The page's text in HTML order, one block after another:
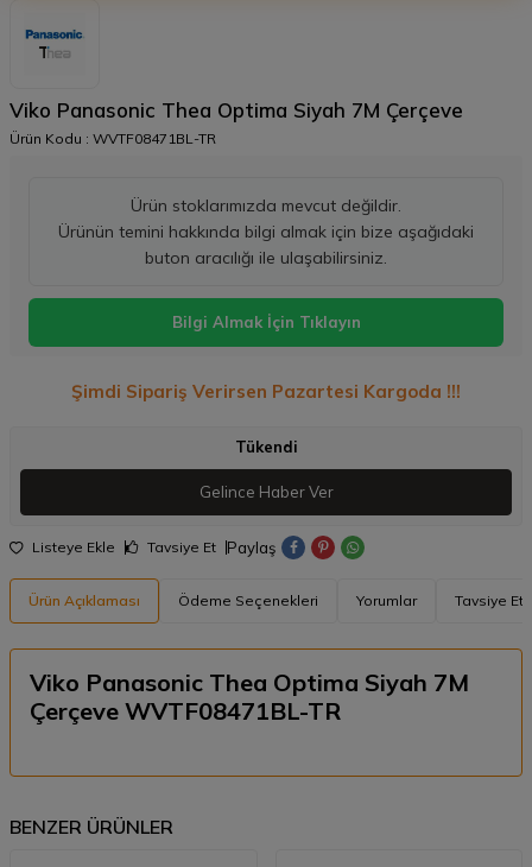
Viko Panasonic Thea Optima Siyah 7M Çerçeve
Ürün Kodu : WVTF08471BL-TR
Ürün stoklarımızda mevcut değildir.
Ürünün temini hakkında bilgi almak için bize aşağıdaki
buton aracılığı ile ulaşabilirsiniz.
Bilgi Almak İçin Tıklayın
Şimdi Sipariş Verirsen Pazartesi Kargoda !!!
Tükendi
Gelince Haber Ver
Listeye Ekle Tavsiye Et Paylaş
Ürün Açıklaması Ödeme Seçenekleri Yorumlar Tavsiye Et
Viko Panasonic Thea Optima Siyah 7M
Çerçeve WVTF08471BL-TR
BENZER ÜRÜNLER